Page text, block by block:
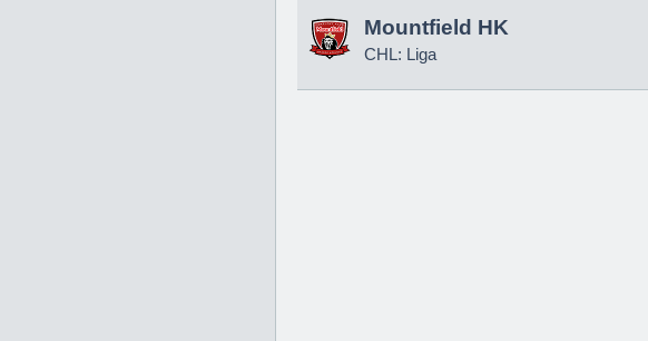
Mountfield HK
CHL: Liga